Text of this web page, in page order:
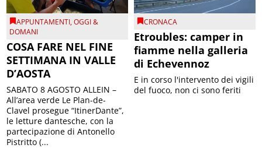
APPUNTAMENTI,OGGI &
DOMANI
COSA FARE NEL FINE
SETTIMANA IN VALLE
D’AOSTA
SABATO 8 AGOSTO ALLEIN –
All’area verde Le Plan-de-
Clavel prosegue “ItinerDante”,
le letture dantesche, con la
partecipazione di Antonello
Pistritto (...
CRONACA
Etroubles: camper in
fiamme nella galleria
di Echevennoz
E in corso l'intervento dei vigili
del fuoco, non ci sono feriti